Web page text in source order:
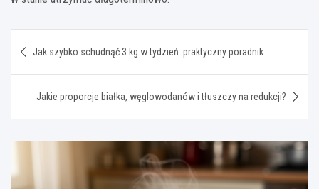
wpisu
Jak szybko schudnąć 3 kg w tydzień: praktyczny poradnik
Jakie proporcje białka, węglowodanów i tłuszczy na redukcji?